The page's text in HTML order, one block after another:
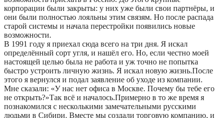
корпорации были закрыты: у них уже были свои партнёры, и
они были полностью лояльны этим связям. Но после распада
старой системы и начала перестройки появились новые
возможности.
В 1991 году я приехал сюда всего на три дня. Я искал
определённый сорт угля, и нашёл его. Но, если честно моей
настоящей целью была не работа и уж точно не попытка
быстро устроить личную жизнь. Я искал новую жизнь.После
этого я вернулся и подал заявление об уходе из компании.
Мне сказали: «У нас нет офиса в Москве. Почему бы тебе его
не открыть?»Так всё и началось.Примерно в то же время я
познакомился с несколькими замечательными русскими
людьми в Сибири. Вместе мы создали торговую компанию, и